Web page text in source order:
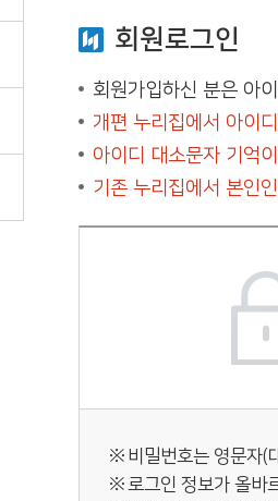
회원로그인
회원가입하신 분은 아
개편 누리집에서 아이
아이디 대소문자 기억
기존 누리집에서 본인
비밀번호는 영문자(
로그인 정보가 올바